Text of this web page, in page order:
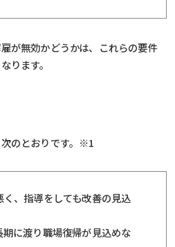
が無効かどうかは、これらの要件
ります。
のとおりです。 ※1
、指導をしても改善の見込
に渡り職場復帰が見込めな